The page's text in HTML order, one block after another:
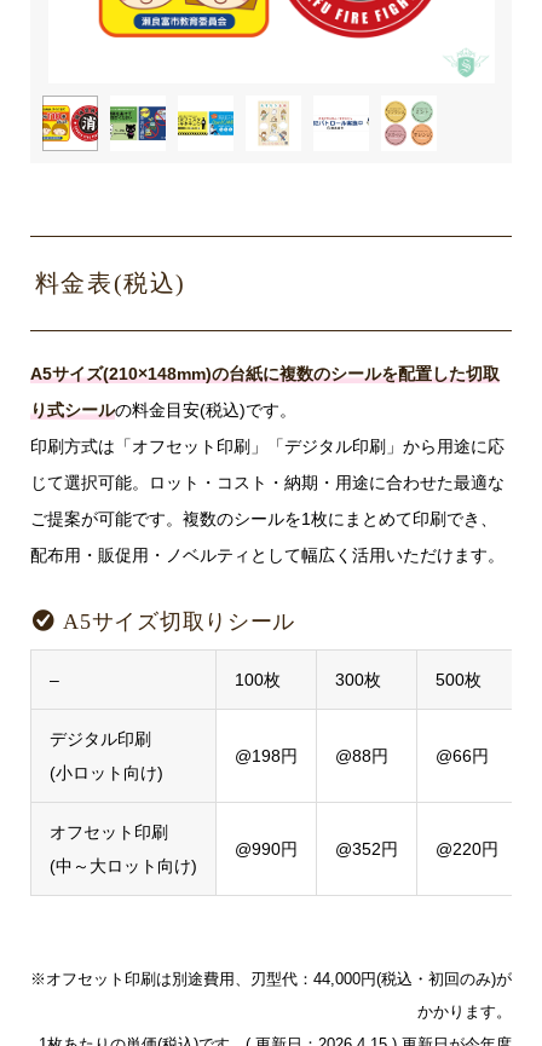
料金表(税込)
A5サイズ(210×148mm)の台紙に複数のシールを配置した切取
り式シールの料金目安(税込)です。
印刷方式は「オフセット印刷」「デジタル印刷」から用途に応
じて選択可能。ロット・コスト・納期・用途に合わせた最適な
ご提案が可能です。複数のシールを1枚にまとめて印刷でき、
配布用・販促用・ノベルティとして幅広く活用いただけます。
A5サイズ切取りシール
– 100枚 300枚 500枚
デジタル印刷
(小ロット向け)
@198円 @88円 @66円
オフセット印刷
(中～大ロット向け)
@990円 @352円 @220円
※オフセット印刷は別途費用、刃型代：44,000円(税込・初回のみ)が
かかります。